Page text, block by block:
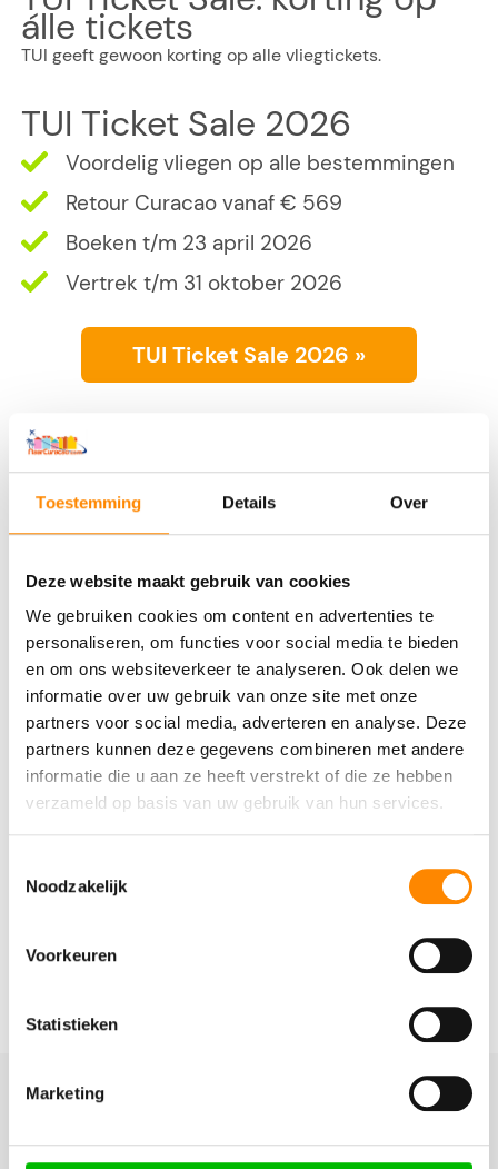
Toestemming Details Over
Deze website maakt gebruik van cookies
We gebruiken cookies om content en advertenties te
personaliseren, om functies voor social media te bieden
en om ons websiteverkeer te analyseren. Ook delen we
informatie over uw gebruik van onze site met onze
partners voor social media, adverteren en analyse. Deze
partners kunnen deze gegevens combineren met andere
informatie die u aan ze heeft verstrekt of die ze hebben
verzameld op basis van uw gebruik van hun services.
Noodzakelijk
Voorkeuren
Statistieken
Marketing
álle tickets
TUI geeft gewoon korting op alle vliegtickets.
TUI Ticket Sale 2026
Voordelig vliegen op alle bestemmingen
Retour Curacao vanaf € 569
Boeken t/m 23 april 2026
Vertrek t/m 31 oktober 2026
TUI Ticket Sale 2026 »
Niet alleen Curacao
De TUI Ticket Sale is niet alleen voor Curacao, je kunt nog
Dominicaanse Republiek